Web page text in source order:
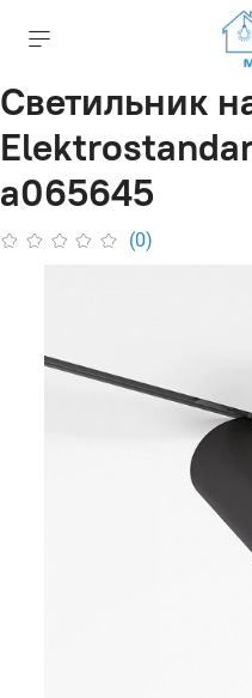
Светильник
a065645
(0)